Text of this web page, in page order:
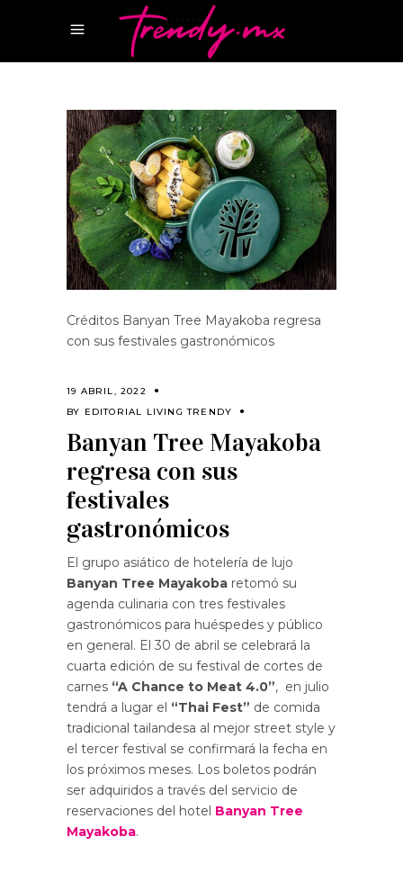
Créditos Banyan Tree Mayakoba regresa
con sus festivales gastronómicos
19 ABRIL, 2022
BY EDITORIAL LIVING TRENDY
Banyan Tree Mayakoba
regresa con sus
festivales
gastronómicos
El grupo asiático de hotelería de lujo
Banyan Tree Mayakoba retomó su
agenda culinaria con tres festivales
gastronómicos para huéspedes y público
en general. El 30 de abril se celebrará la
cuarta edición de su festival de cortes de
carnes “A Chance to Meat 4.0”, en julio
tendrá a lugar el “Thai Fest” de comida
tradicional tailandesa al mejor street style y
el tercer festival se confirmará la fecha en
los próximos meses. Los boletos podrán
ser adquiridos a través del servicio de
reservaciones del hotel Banyan Tree
Mayakoba.